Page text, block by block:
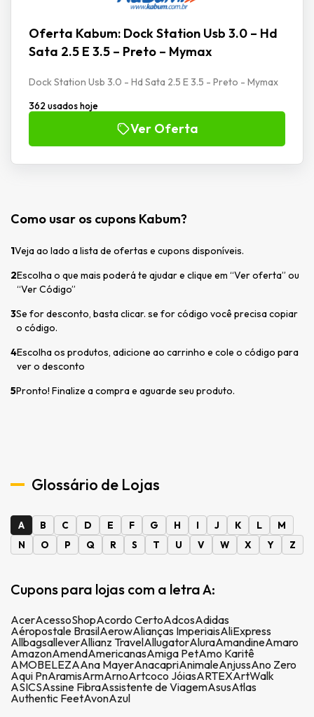
Oferta Kabum: Dock Station Usb 3.0 – Hd
Sata 2.5 E 3.5 – Preto – Mymax
Dock Station Usb 3.0 - Hd Sata 2.5 E 3.5 - Preto - Mymax
362 usados hoje
Ver Oferta
Como usar os cupons Kabum?
1Veja ao lado a lista de ofertas e cupons disponíveis.
2Escolha o que mais poderá te ajudar e clique em “Ver oferta” ou
“Ver Código”
3Se for desconto, basta clicar. se for código você precisa copiar
o código.
4Escolha os produtos, adicione ao carrinho e cole o código para
ver o desconto
5Pronto! Finalize a compra e aguarde seu produto.
Glossário de Lojas
A B C D E F G H I J K L
M
N
O P Q R S T U V W X Y Z
Cupons para lojas com a letra A:
AcerAcessoShopAcordo CertoAdcosAdidas
Aéropostale BrasilAerowAlianças ImperiaisAliExpress
AllbagsalleverAllianz TravelAllugatorAluraAmandineAmaro
AmazonAmendAmericanasAmiga PetAmo Karitê
AMOBELEZAAna MayerAnacapriAnimaleAnjussAno Zero
Aqui PnAramisArmArnoArtcoco JóiasARTEXArtWalk
ASICSAssine FibraAssistente de ViagemAsusAtlas
Authentic FeetAvonAzul